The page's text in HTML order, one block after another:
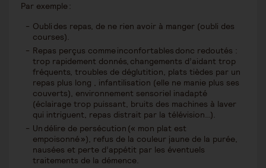
Par exemple :
Oubli des repas, de ne rien avoir à manger (oubli des
courses).
Repas perçus comme inconfortables donc redoutés :
trop rapidement donnés, changements d’aidant trop
fréquents, troubles de déglutition, plats tièdes par un
repas plus long , infantilisation (elle ne manie plus ses
couverts), environnement sensoriel inadapté
(éclairage trop puissant, bruits des machines à laver
qui intriguent, repas distrait par la télévision…).
Un délire de persécution (« mon plat est
empoisonné »), refus de la couleur jaune de la purée,
nausées et perte d’appétit par les éventuels
traitements de la démence.